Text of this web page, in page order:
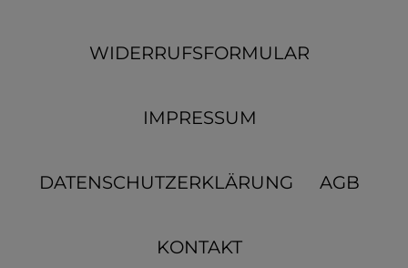
WIDERRUFSFORMULAR
IMPRESSUM
DATENSCHUTZERKLÄRUNG AGB
KONTAKT